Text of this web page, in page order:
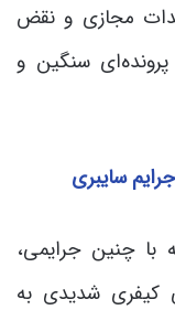
مجازی و نقض
سنگین و
سایبری
چنین جرایمی،
کیفری شدیدی به